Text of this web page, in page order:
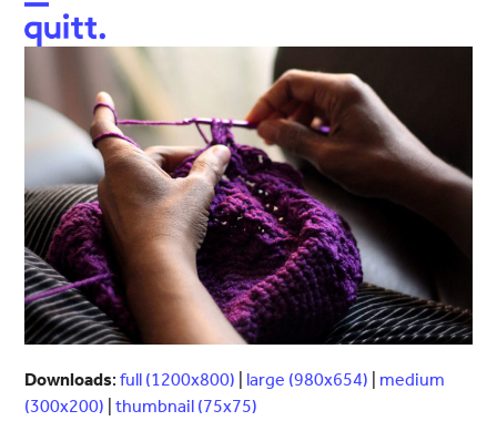
Open
mobile
Close
mobile
Downloads:full (1200x800) large (980x654)
medium
(300x200) |thumbnail (75x75)